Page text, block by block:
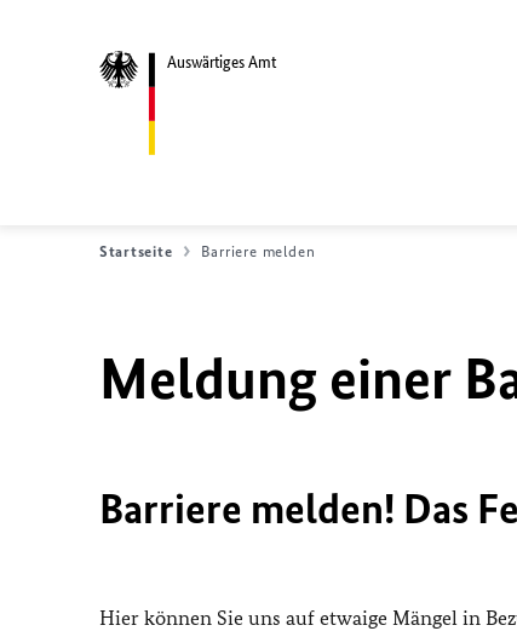
Auswärtiges Amt
Startseite Barriere melden
Meldung einer
Barriere melden! Das
Hier können Sie uns auf etwaige Mängel in